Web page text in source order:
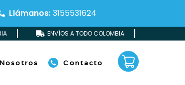
Llámanos:3155531624
ENVÍOS A TODO COLOMBIA
Nosotros Contacto